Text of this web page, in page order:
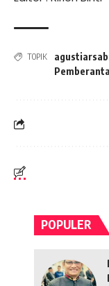
TOPIK
POPULER